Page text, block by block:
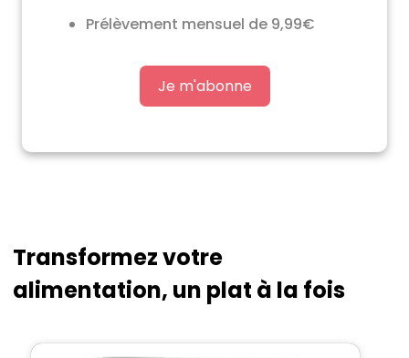
Prélèvement mensuel de 9,99€
Je m'abonne
Transformez votre
alimentation, un plat à la fois